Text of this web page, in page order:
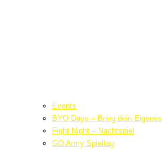
Events
BYO Days – Bring dein Eigenes
Fight Night – Nachtspiel
GO Army Spieltag